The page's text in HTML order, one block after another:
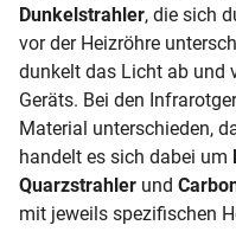
Dunkelstrahler, die sich
vor der Heizröhre
dunkelt das Licht ab und
Geräts. Bei den
Material unterschieden,
handelt es sich dabei um
Quarzstrahler und
mit jeweils spezifischen